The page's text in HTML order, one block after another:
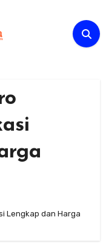
Lengkap dan Harga